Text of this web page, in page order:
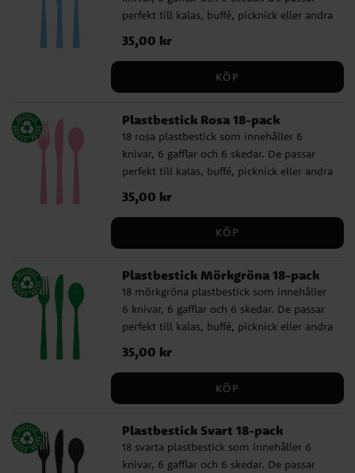
perfekt till kalas, buffé, picknick eller andra
tillfällen där du vill duka enkelt, praktiskt
och färgglatt. ✔️ Innehåller 6 knivar, 6
Pris:35,00 kr
35,00 kr
KÖP
Plastbestick Rosa 18-pack
18 rosa plastbestick som innehåller 6
knivar, 6 gafflar och 6 skedar. De passar
perfekt till kalas, buffé, picknick eller andra
tillfällen där du vill duka enkelt, praktiskt
och färgglatt. ✔️ Innehåller 6 knivar, 6
gafflar och 6 skedar ✔️ Återanvändbara och
Pris:35,00 kr
35,00 kr
KÖP
Plastbestick Mörkgröna 18-pack
18 mörkgröna plastbestick som innehåller
6 knivar, 6 gafflar och 6 skedar. De passar
perfekt till kalas, buffé, picknick eller andra
tillfällen där du vill duka enkelt, praktiskt
och färgglatt. ✔️ Innehåller 6 knivar, 6
Pris:35,00 kr
35,00 kr
KÖP
Plastbestick Svart 18-pack
18 svarta plastbestick som innehåller 6
knivar, 6 gafflar och 6 skedar. De passar